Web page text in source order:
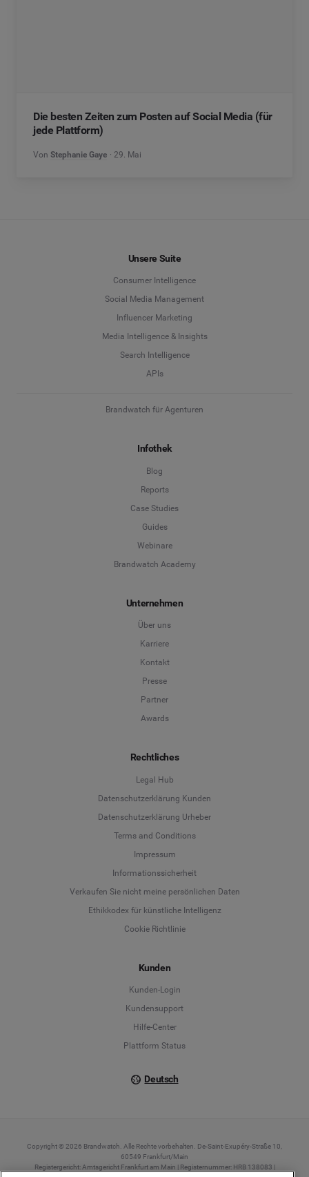
Die besten Zeiten zum Posten auf Social Media (für
jede Plattform)
Von Stephanie Gaye 29. Mai
Unsere Suite
Consumer Intelligence
Social Media Management
Influencer Marketing
Media Intelligence & Insights
Search Intelligence
APIs
Brandwatch für Agenturen
Infothek
Blog
Reports
Case Studies
Guides
Webinare
Brandwatch Academy
Unternehmen
Über uns
Karriere
Kontakt
Presse
Partner
Awards
Rechtliches
Legal Hub
Datenschutzerklärung Kunden
Datenschutzerklärung Urheber
Terms and Conditions
Impressum
Informationssicherheit
Verkaufen Sie nicht meine persönlichen Daten
Ethikkodex für künstliche Intelligenz
Cookie Richtlinie
Kunden
Kunden-Login
Kundensupport
Hilfe-Center
Plattform Status
Deutsch
Deutsch
English
Copyright © 2026 Brandwatch. Alle Rechte vorbehalten. De-Saint-Exupéry-Straße 10,
60549 Frankfurt/Main
Registergericht: Amtsgericht Frankfurt am Main | Registernummer: HRB 138083 |